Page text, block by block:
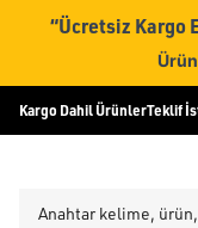
“Ücretsiz Kargo
Kargo Dahil ÜrünlerTeklif